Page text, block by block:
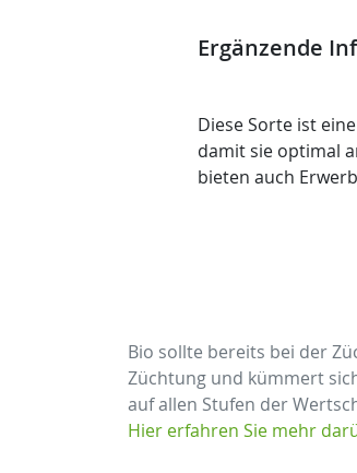
Ergänzende
Diese Sorte ist
damit sie optimal
bieten auch
Bio sollte bereits bei der
Züchtung und kümmert
auf allen Stufen der
Hier erfahren Sie mehr